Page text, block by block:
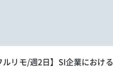
ルリモ/週2日】SI企業における